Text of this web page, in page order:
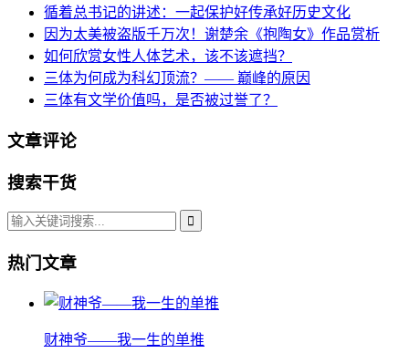
循着总书记的讲述：一起保护好传承好历史文化
因为太美被盗版千万次！谢楚余《抱陶女》作品赏析
如何欣赏女性人体艺术，该不该遮挡？
三体为何成为科幻顶流？—— 巅峰的原因
三体有文学价值吗，是否被过誉了？
文章评论
搜索干货
热门文章
财神爷——我一生的单推